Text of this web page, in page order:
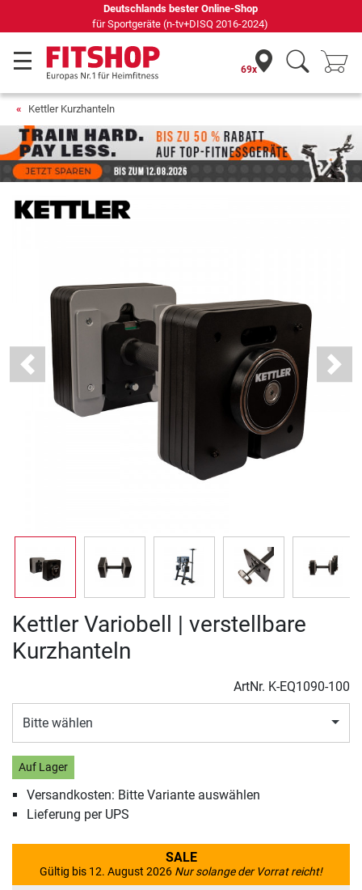
Seit 42 Jahren Ihr Experte für Heimfitness
69x
Kettler Kurzhanteln
Previous Next
Kettler Variobell | verstellbare
Kurzhanteln
ArtNr. K-EQ1090-100
Bitte wählen
Auf Lager
Versandkosten: Bitte Variante auswählen
Lieferung per UPS
SALE
Gültig bis 12. August 2026 Nur solange der Vorrat reicht!